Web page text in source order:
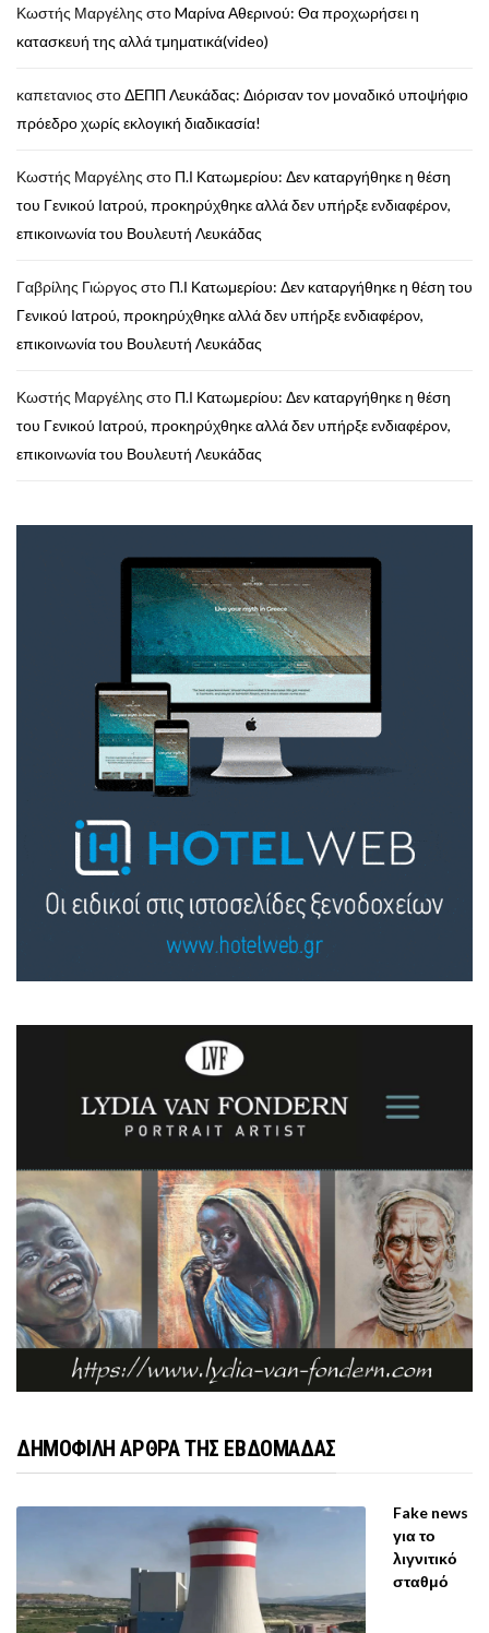
Κωστής Μαργέλης στοMαρίνα Αθερινού: Θα προχωρήσει η
κατασκευή της αλλά τμηματικά(video)
καπετανιος στοΔΕΠΠ Λευκάδας: Διόρισαν τον μοναδικό υποψήφιο
πρόεδρο χωρίς εκλογική διαδικασία!
Κωστής Μαργέλης στο Π.Ι Κατωμερίου: Δεν καταργήθηκε η θέση
του Γενικού Ιατρού, προκηρύχθηκε αλλά δεν υπήρξε ενδιαφέρον,
επικοινωνία του Βουλευτή Λευκάδας
Γαβρίλης Γιώργος στο Π.Ι Κατωμερίου: Δεν καταργήθηκε η θέση του
Γενικού Ιατρού, προκηρύχθηκε αλλά δεν υπήρξε ενδιαφέρον,
επικοινωνία του Βουλευτή Λευκάδας
Κωστής Μαργέλης στο Π.Ι Κατωμερίου: Δεν καταργήθηκε η θέση
του Γενικού Ιατρού, προκηρύχθηκε αλλά δεν υπήρξε ενδιαφέρον,
επικοινωνία του Βουλευτή Λευκάδας
ΔΗΜΟΦΙΛΗ ΑΡΘΡΑ ΤΗΣ ΕΒΔΟΜΑΔΑΣ
Fake news
για το
λιγνιτικό
σταθμό